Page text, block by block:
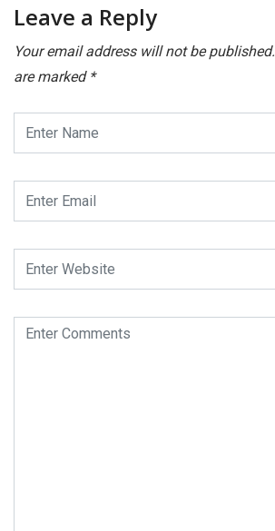
Leave a Reply
Your email address will not be published.
are marked *